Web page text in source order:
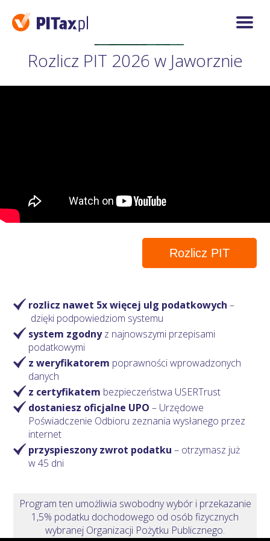
Rozlicz PIT 2026 w Jaworznie
Rozlicz PIT
rozlicz nawet 5x więcej ulg podatkowych–
dzięki podpowiedziom systemu
system zgodnyz najnowszymi przepisami
podatkowymi
z weryfikatorem poprawności wprowadzonych
danych
z certyfikatem bezpieczeństwa USERTrust
dostaniesz oficjalne UPO – Urzędowe
Poświadczenie Odbioru zeznania wysłanego przez
internet
przyspieszony zwrot podatku – otrzymasz już
w 45 dni
Program ten umożliwia swobodny wybór i przekazanie
1,5% podatku dochodowego od osób fizycznych
wybranej Organizacji Pożytku Publicznego.